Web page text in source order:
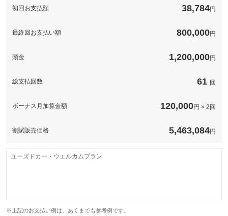
このパックの見積もり依頼（無料）
初回お支払額 38,784円
最終回お支払い額 800,000円
頭金 1,200,000円
総支払回数 61 回
ボーナス月加算金額 120,000円 × 2回
割賦販売価格 5,463,084円
ユーズドカー・ウエルカムプラン
※上記のお支払い例は、あくまでも参考例です。